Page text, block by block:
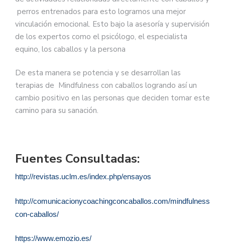
perros entrenados para esto logramos una mejor
vinculación emocional. Esto bajo la asesoría y supervisión
de los expertos como el psicólogo, el especialista
equino, los caballos y la persona
De esta manera se potencia y se desarrollan las
terapias de Mindfulness con caballos logrando así un
cambio positivo en las personas que deciden tomar este
camino para su sanación.
Fuentes Consultadas:
http://revistas.uclm.es/index.php/ensayos
http://comunicacionycoachingconcaballos.com/mindfulness-
con-caballos/
https://www.emozio.es/